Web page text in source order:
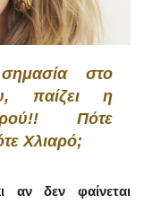
στο
παίζει η
Πότε
Χλιαρό;
αν δεν φαίνεται